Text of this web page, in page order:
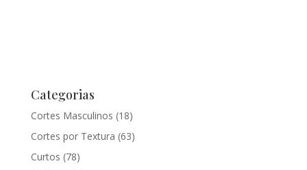
Categorias
Cortes Masculinos (18)
Cortes por Textura (63)
Curtos (78)